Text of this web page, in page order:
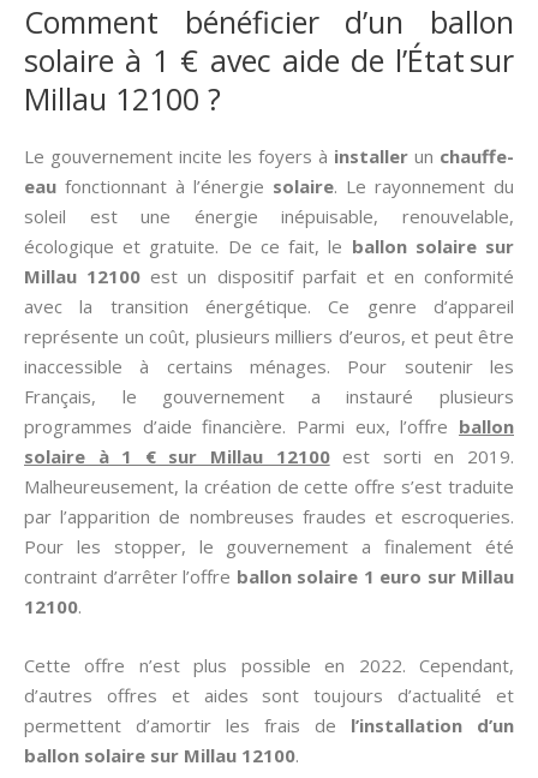
Comment bénéficier d’un ballon
solaire à 1 € avec aide de l’État sur
Millau 12100 ?
Le gouvernement incite les foyers à installer un chauffe-
eau fonctionnant à l’énergie solaire. Le rayonnement du
soleil est une énergie inépuisable, renouvelable,
écologique et gratuite. De ce fait, le ballon solaire sur
Millau 12100 est un dispositif parfait et en conformité
avec la transition énergétique. Ce genre d’appareil
représente un coût, plusieurs milliers d’euros, et peut être
inaccessible à certains ménages. Pour soutenir les
Français, le gouvernement a instauré plusieurs
programmes d’aide financière. Parmi eux, l’offre ballon
solaire à 1 € sur Millau 12100est sorti en 2019.
Malheureusement, la création de cette offre s’est traduite
par l’apparition de nombreuses fraudes et escroqueries.
Pour les stopper, le gouvernement a finalement été
contraint d’arrêter l’offre ballon solaire 1 euro sur Millau
12100.
Cette offre n’est plus possible en 2022. Cependant,
d’autres offres et aides sont toujours d’actualité et
permettent d’amortir les frais de l’installation d’un
ballon solaire sur Millau 12100.